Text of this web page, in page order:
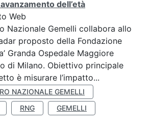
dell’età
Web
Nazionale Gemelli collabora allo
proposto della Fondazione
Granda Ospedale Maggiore
di Milano. Obiettivo principale
è misurare l’impatto...
NAZIONALE GEMELLI
RNG GEMELLI